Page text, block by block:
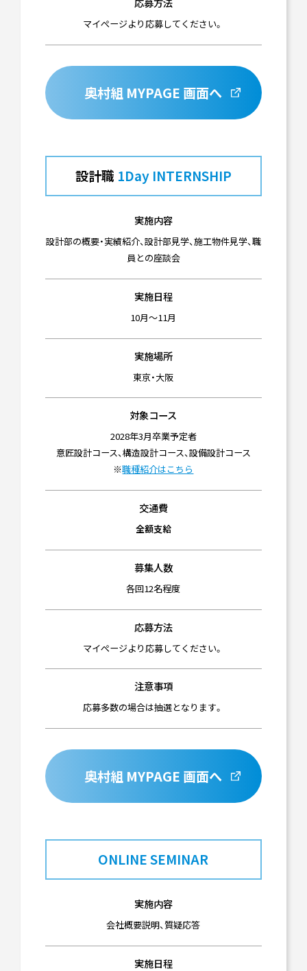
マイぺージより応募してください。
奥村組 MYPAGE 画面へ
設計職 1Day INTERNSHIP
実施内容
設計部の概要・実績紹介、設計部見学、施工物件見学、職
員との座談会
実施日程
10月～11月
実施場所
東京・大阪
対象コース
2028年3月卒業予定者
意匠設計コース、構造設計コース、設備設計コース
※職種紹介はこちら
交通費
全額支給
募集人数
各回12名程度
応募方法
マイぺージより応募してください。
注意事項
応募多数の場合は抽選となります。
奥村組 MYPAGE 画面へ
ONLINE SEMINAR
実施内容
会社概要説明、質疑応答
実施日程